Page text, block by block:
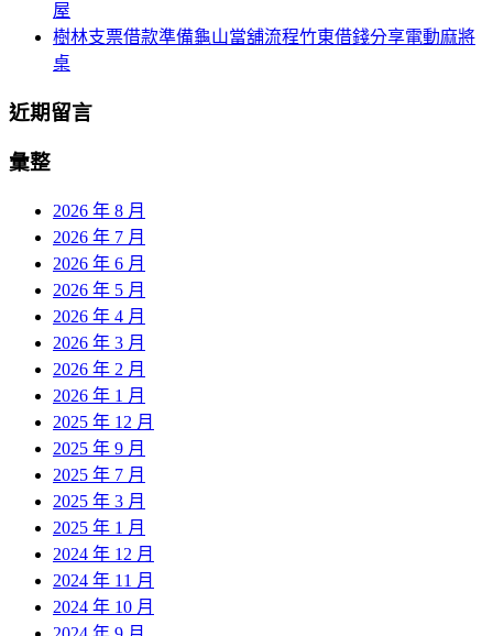
屋
樹林支票借款準備龜山當舖流程竹東借錢分享電動麻將
桌
近期留言
彙整
2026 年 8 月
2026 年 7 月
2026 年 6 月
2026 年 5 月
2026 年 4 月
2026 年 3 月
2026 年 2 月
2026 年 1 月
2025 年 12 月
2025 年 9 月
2025 年 7 月
2025 年 3 月
2025 年 1 月
2024 年 12 月
2024 年 11 月
2024 年 10 月